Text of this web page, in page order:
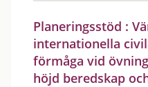
Planeringsstöd :
internationella
förmåga vid
höjd beredskap